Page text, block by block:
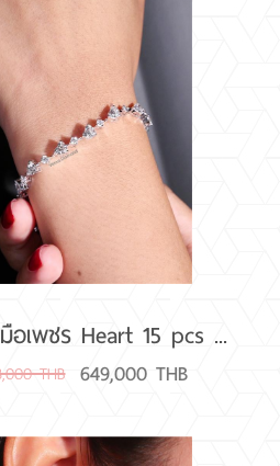
อเพชร Heart 15 pcs ...
THB 649,000 THB